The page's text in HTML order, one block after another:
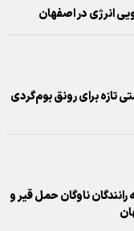
انرژی در اصفهان
تازه برای رونق بوم‌گردی
ناوگان حمل قیر و